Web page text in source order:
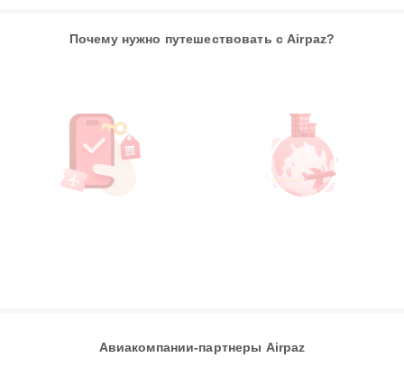
Почему нужно путешествовать с Airpaz?
Авиакомпании-партнеры Airpaz